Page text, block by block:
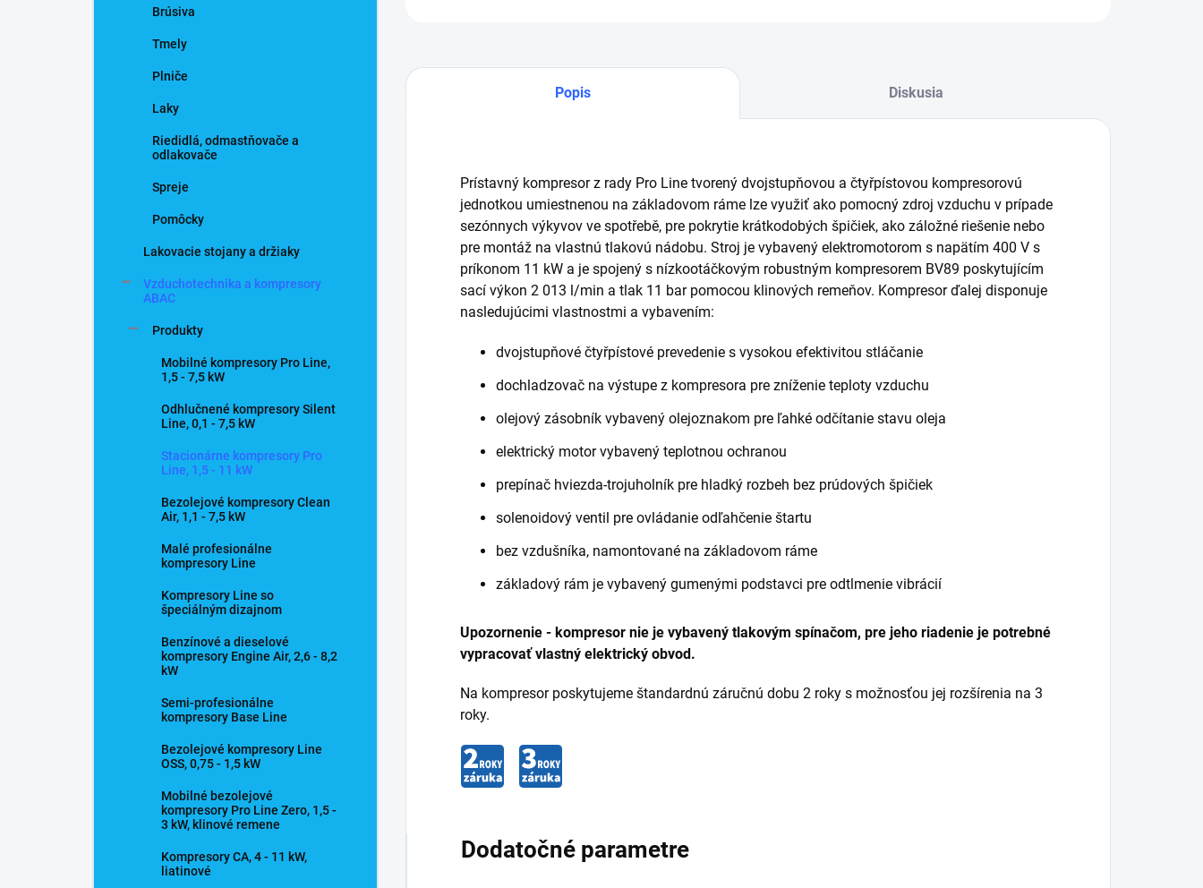
Brúsiva
Tmely
Plniče
Laky
Riedidlá, odmastňovače a
odlakovače
Spreje
Pomôcky
Lakovacie stojany a držiaky
Vzduchotechnika a kompresory
ABAC
Produkty
Mobilné kompresory Pro Line,
1,5 - 7,5 kW
Odhlučnené kompresory Silent
Line, 0,1 - 7,5 kW
Stacionárne kompresory Pro
Line, 1,5 - 11 kW
Bezolejové kompresory Clean
Air, 1,1 - 7,5 kW
Malé profesionálne
kompresory Line
Kompresory Line so
špeciálným dizajnom
Benzínové a dieselové
kompresory Engine Air, 2,6 - 8,2
kW
Semi-profesionálne
kompresory Base Line
Bezolejové kompresory Line
OSS, 0,75 - 1,5 kW
Mobilné bezolejové
kompresory Pro Line Zero, 1,5 -
3 kW, klinové remene
Kompresory CA, 4 - 11 kW,
liatinové
Popis Diskusia
Prístavný kompresor z rady Pro Line tvorený dvojstupňovou a čtyřpístovou kompresorovú
jednotkou umiestnenou na základovom ráme lze využiť ako pomocný zdroj vzduchu v prípade
sezónnych výkyvov ve spotřebě, pre pokrytie krátkodobých špičiek, ako záložné riešenie nebo
pre montáž na vlastnú tlakovú nádobu. Stroj je vybavený elektromotorom s napätím 400 V s
príkonom 11 kW a je spojený s nízkootáčkovým robustným kompresorem BV89 poskytujícím
sací výkon 2 013 l/min a tlak 11 bar pomocou klinových remeňov. Kompresor ďalej disponuje
nasledujúcimi vlastnostmi a vybavením:
dvojstupňové čtyřpístové prevedenie s vysokou efektivitou stláčanie
dochladzovač na výstupe z kompresora pre zníženie teploty vzduchu
olejový zásobník vybavený olejoznakom pre ľahké odčítanie stavu oleja
elektrický motor vybavený teplotnou ochranou
prepínač hviezda-trojuholník pre hladký rozbeh bez prúdových špičiek
solenoidový ventil pre ovládanie odľahčenie štartu
bez vzdušníka, namontované na základovom ráme
základový rám je vybavený gumenými podstavci pre odtlmenie vibrácií
Upozornenie - kompresor nie je vybavený tlakovým spínačom, pre jeho riadenie je potrebné
vypracovať vlastný elektrický obvod.
Na kompresor poskytujeme štandardnú záručnú dobu 2 roky s možnosťou jej rozšírenia na 3
roky.
Dodatočné parametre